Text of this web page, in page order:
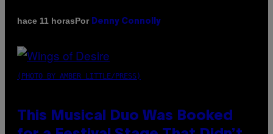
hace 11 horasPor Denny Connolly
(PHOTO BY AMBER LITTLE/PRESS)
This Musical Duo Was Booked